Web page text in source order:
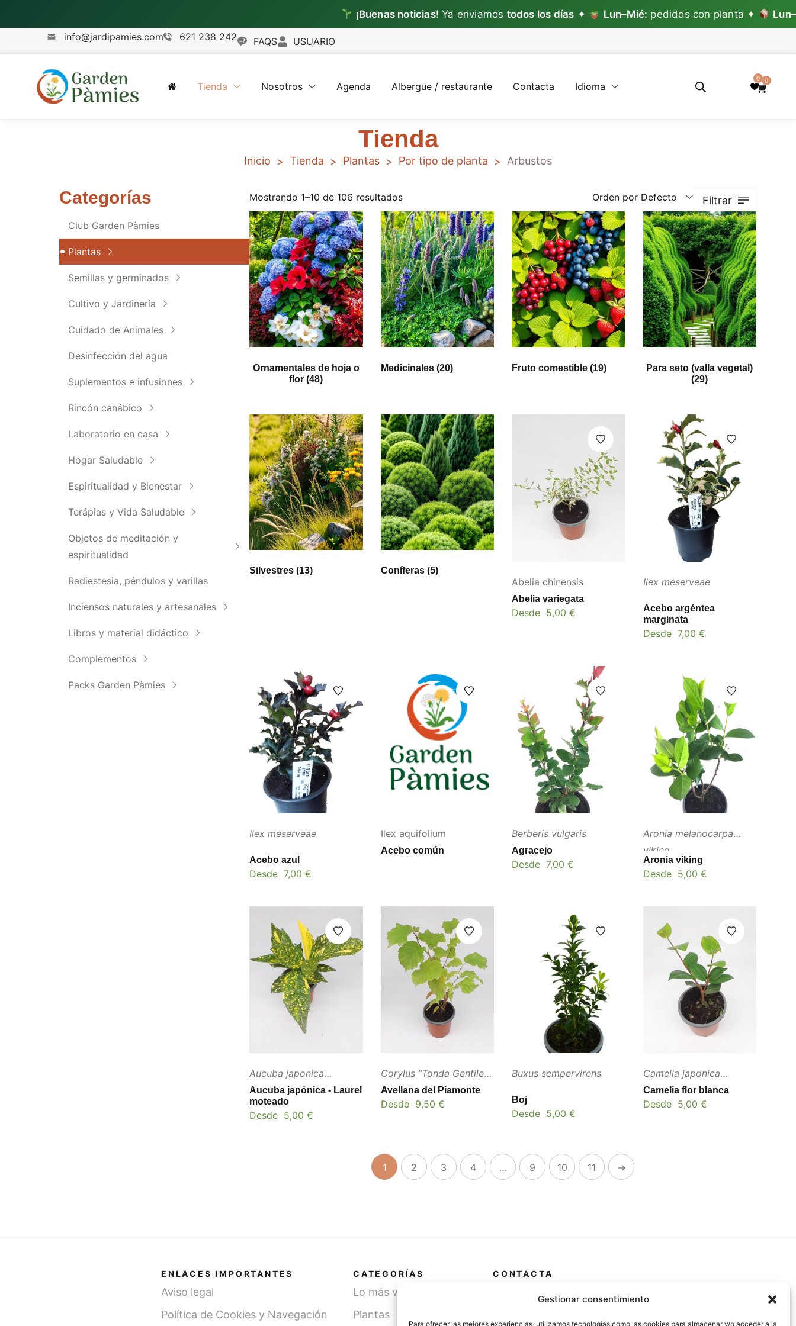
Gestionar consentimiento
Para ofrecer las mejores experiencias, utilizamos tecnologías como las cookies para almacenar y/o acceder a la
¡Buenas noticias!Ya enviamostodos los días✦ Lun–Mié:pedidos con planta ✦ Lun–Vie:
info@jardipamies.com
621 238 242 FAQS USUARIO
Tienda Nosotros Agenda Albergue / restaurante Contacta Idioma
0 0
Tienda
Inicio > Tienda > Plantas > Por tipo de planta > Arbustos
Categorías
Club Garden Pàmies
Plantas
Semillas y germinados
Cultivo y Jardinería
Cuidado de Animales
Desinfección del agua
Suplementos e infusiones
Rincón canábico
Laboratorio en casa
Hogar Saludable
Espiritualidad y Bienestar
Terápias y Vida Saludable
Objetos de meditación y
espiritualidad
Radiestesia, péndulos y varillas
Inciensos naturales y artesanales
Libros y material didáctico
Complementos
Packs Garden Pàmies
Mostrando 1–10 de 106 resultados Orden por Defecto Filtrar
Ornamentales de hoja o
flor(48)
Medicinales (20) Fruto comestible(19)
Para seto (valla vegetal)
(29)
Silvestres(13) Coníferas (5)
Abelia chinensis
Abelia variegata
Desde 5,00€
Ilex meserveae
Acebo argéntea
marginata
Desde 7,00 €
Ilex meserveae
Acebo azul
Desde 7,00€
Ilex aquifolium
Acebo común
Berberis vulgaris
Agracejo
Desde 7,00€
Aronia melanocarpa
viking
Aronia viking
Desde 5,00 €
Aucuba japonica
“Crotonifolia”
Aucuba japónica - Laurel
moteado
Desde 5,00€
Corylus “Tonda Gentile
delle Langhe”
Avellana del Piamonte
Desde 9,50 €
Buxus sempervirens
Boj
Desde 5,00€
Camelia japonica
compacta alba
Camelia flor blanca
Desde 5,00 €
1 2 3 4 … 9 10 11 →
ENLACES IMPORTANTES
Aviso legal
Política de Cookies y Navegación
CATEGORÍAS
Lo más vendido
Plantas
CONTACTA
Cami Primera Marrada,